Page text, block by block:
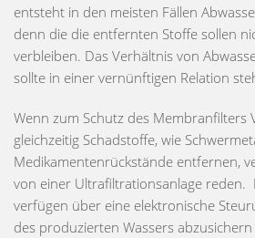
entsteht in den meisten Fällen
denn die die entfernten Stoffe sollen
verbleiben. Das Verhältnis von
sollte in einer vernünftigen Relation
Wenn zum Schutz des Membranfilters
gleichzeitig Schadstoffe, wie
Medikamentenrückstände entfernen,
von einer Ultrafiltrationsanlage reden.
verfügen über eine elektronische
des produzierten Wassers